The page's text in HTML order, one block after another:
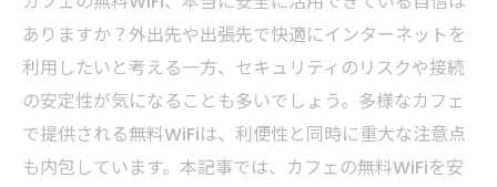
ありますか？外出先や出張先で快適にインターネットを
利用したいと考える一方、セキュリティのリスクや接続
の安定性が気になることも多いでしょう。多様なカフェ
で提供される無料WiFiは、利便性と同時に重大な注意点
も内包しています。本記事では、カフェの無料WiFiを安